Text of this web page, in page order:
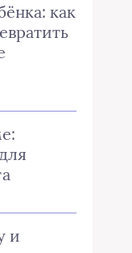
как
и